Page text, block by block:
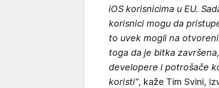
iOS korisnicima u EU.
korisnici mogu da
to uvek mogli na
toga da je bitka
developere i potrošače
koristi", kaže Tim Svini,